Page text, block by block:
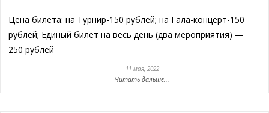
Цена билета: на Турнир-150 рублей; на Гала-концерт-150
рублей; Единый билет на весь день (два мероприятия) —
250 рублей
11 мая, 2022
Читать дальше...